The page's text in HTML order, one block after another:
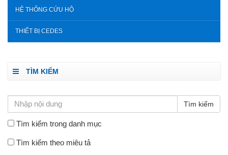
HỆ THỐNG CỨU HỘ
THIẾT BỊ CEDES
TÌM KIẾM
Tìm kiếm trong danh mục
Tìm kiếm theo miêu tả